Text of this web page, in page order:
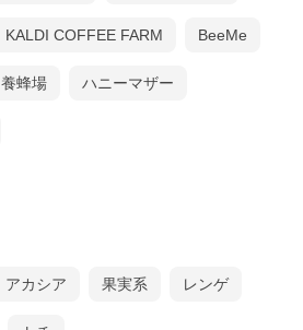
KALDI COFFEE FARM BeeMe
蜂場 ハニーマザー
アカシア 果実系 レンゲ